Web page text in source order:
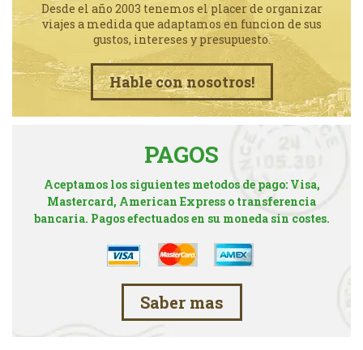
Desde el año 2003 tenemos el placer de organizar
viajes a medida que adaptamos en funcion de sus
gustos, intereses y presupuesto.
Hable con nosotros!
PAGOS
Aceptamos los siguientes metodos de pago: Visa,
Mastercard, American Express o transferencia
bancaria. Pagos efectuados en su moneda sin costes.
Saber mas